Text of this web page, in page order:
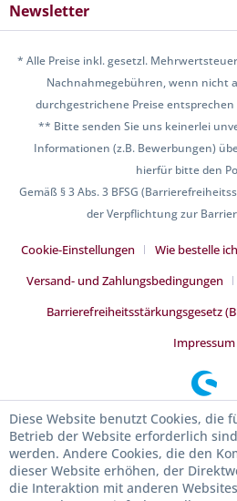
Newsletter
* Alle Preise inkl. gesetzl.
Nachnahmegebühren, wenn nicht
durchgestrichene Preise
** Bitte senden Sie uns keinerlei
Informationen (z.B. Bewerbungen)
hierfür bitte den
Gemäß § 3 Abs. 3 BFSG
der Verpflichtung zur
Cookie-Einstellungen Wie bestelle
Versand- und Zahlungsbedingungen
Barrierefreiheitsstärkungsgesetz
Impressum
Diese Website benutzt Cookies, die
Betrieb der Website erforderlich
werden. Andere Cookies, die den
dieser Website erhöhen, der
die Interaktion mit anderen